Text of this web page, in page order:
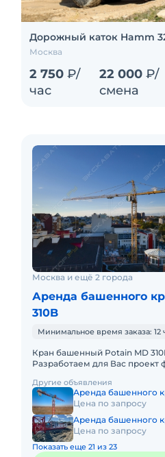
Дорожный каток Hamm
Москва
2 750 ₽/
час
22 000 ₽/
смена
Москва и ещё 2 города
Аренда башенного
310B
Минимальное время заказа: 12
Кран башенный Potain MD
Разработаем для Вас проект
кран на объек
Другие объявления
Аренда башенного
Цена по запросу
Аренда башенного
Цена по запросу
Показать еще 21 из 23